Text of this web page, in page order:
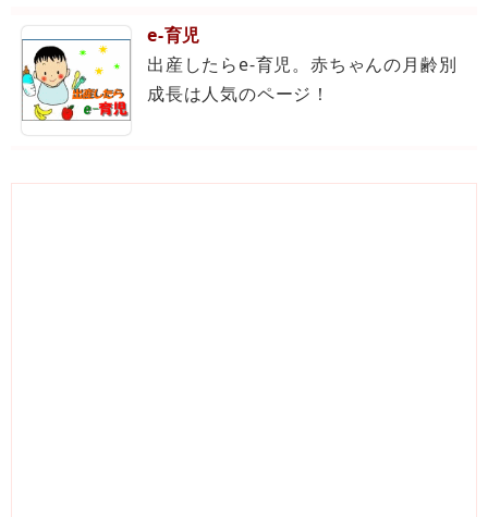
e-育児
出産したらe-育児。赤ちゃんの月齢別
成長は人気のページ！